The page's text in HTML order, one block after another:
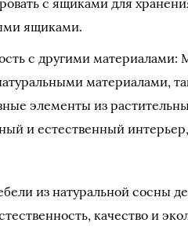
с ящиками для
ящиками.
с другими материалами:
материалами,
элементы из
и естественный
из натуральной сосны
качество и